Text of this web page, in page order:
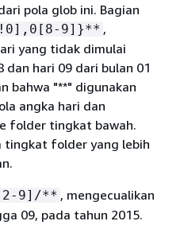
pola glob ini. Bagian
9]}** ,
yang tidak dimulai
dan hari 09 dari bulan 01
bahwa "**" digunakan
angka hari dan
folder tingkat bawah.
tingkat folder yang lebih
9]/** , mengecualikan
09, pada tahun 2015.